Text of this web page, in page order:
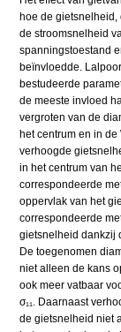
hoe de gietsnelheid,
de stroomsnelheid
spanningstoestand
beïnvloedde.
bestudeerde
de meeste invloed
vergroten van de
het centrum en in de
verhoogde
in het centrum van
correspondeerde
oppervlak van het
correspondeerde
gietsnelheid dankzij
De toegenomen
niet alleen de kans
ook meer vatbaar
σ₁₁. Daarnaast
de gietsnelheid niet